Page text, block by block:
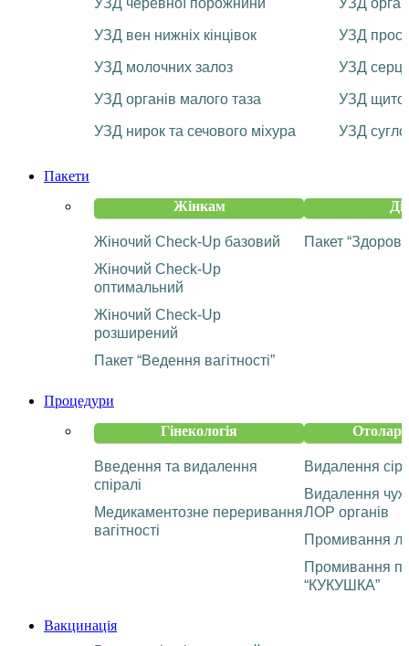
УЗД черевної порожнини
УЗД вен нижніх кінцівок
УЗД молочних залоз
УЗД органів малого таза
УЗД нирок та сечового міхура
УЗД
УЗД
УЗД
УЗД
УЗД
Пакети
Жінкам
Жіночий Check-Up базовий
Жіночий Check-Up
оптимальний
Жіночий Check-Up
розширений
Пакет “Ведення вагітності”
Пакет
Процедури
Гінекологія
Введення та видалення
спіралі
Медикаментозне переривання
вагітності
Видалення
Видалення
ЛОР органів
Промивання
Промивання
“КУКУШКА”
Вакцинація